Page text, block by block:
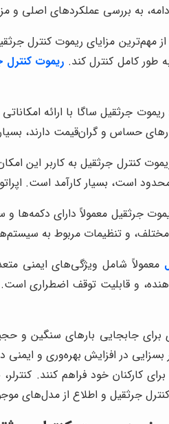
به بررسی عملکردهای اصلی و
مهم‌ترین مزایای ریموت کنترل
طور کامل کنترل کند. ریموت کنترل
ریموت جرثقیل ساگا با ارائه
حساس و گران‌قیمت دارند،
کنترل جرثقیل به کاربر این
است، بسیار کارآمد است.
جرثقیل معمولاً دارای دکمه‌ها
مختلف، و تنظیمات مربوط به
معمولاً شامل ویژگی‌های ایمنی
و قابلیت توقف اضطراری است.
برای جابجایی بارهای سنگین و
بسزایی در افزایش بهره‌وری و
کارکنان خود فراهم کنند.
جرثقیل و اطلاع از مدل‌های